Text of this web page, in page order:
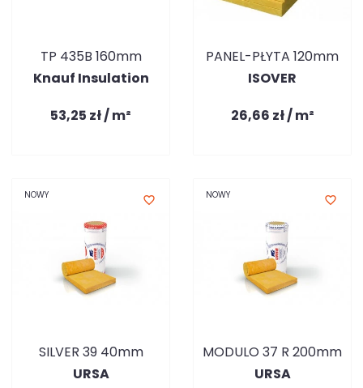
TP 435B 160mm
Knauf Insulation
53,25 zł / m²
PANEL-PŁYTA 120mm
ISOVER
26,66 zł / m²
NOWY favorite_border
SILVER 39 40mm
URSA
NOWY favorite_border
MODULO 37 R 200mm
URSA